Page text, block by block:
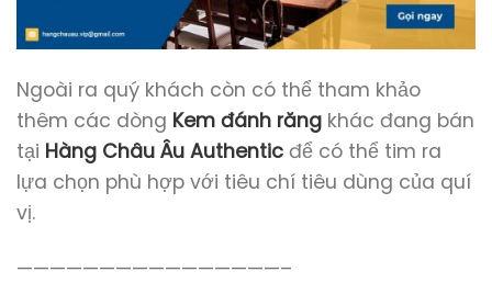
Ngoài ra quý khách còn có thể tham khảo
thêm các dòng Kem đánh răng khác đang bán
tại Hàng Châu Âu Authentic để có thể tim ra
lựa chọn phù hợp với tiêu chí tiêu dùng của quí
vị.
————————————————–